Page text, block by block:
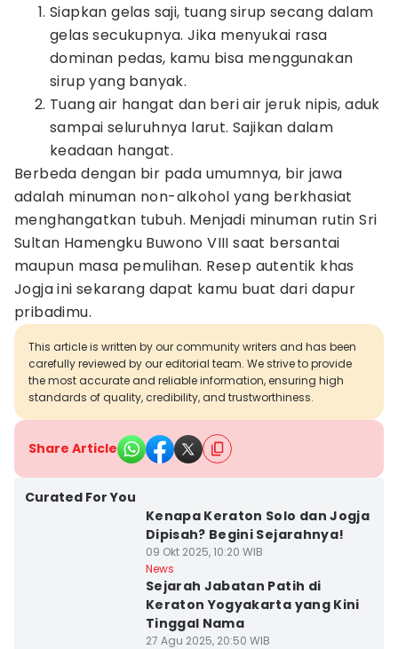
Siapkan gelas saji, tuang sirup secang dalam
gelas secukupnya. Jika menyukai rasa
dominan pedas, kamu bisa menggunakan
sirup yang banyak.
Tuang air hangat dan beri air jeruk nipis, aduk
sampai seluruhnya larut. Sajikan dalam
keadaan hangat.
Berbeda dengan bir pada umumnya, bir jawa
adalah minuman non-alkohol yang berkhasiat
menghangatkan tubuh. Menjadi minuman rutin Sri
Sultan Hamengku Buwono VIII saat bersantai
maupun masa pemulihan. Resep autentik khas
Jogja ini sekarang dapat kamu buat dari dapur
pribadimu.
This article is written by our community writers and has been
carefully reviewed by our editorial team. We strive to provide
the most accurate and reliable information, ensuring high
standards of quality, credibility, and trustworthiness.
Share Article
Curated For You
Kenapa Keraton Solo dan Jogja
Dipisah? Begini Sejarahnya!
09 Okt 2025, 10:20 WIB
News
Sejarah Jabatan Patih di
Keraton Yogyakarta yang Kini
Tinggal Nama
27 Agu 2025, 20:50 WIB